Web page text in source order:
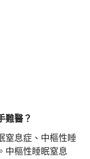
難醫？
窒息症、中樞性睡
中樞性睡眠窒息